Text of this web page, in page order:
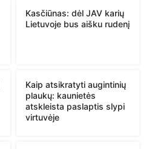
Kasčiūnas: dėl JAV karių
Lietuvoje bus aišku rudenį
Kaip atsikratyti augintinių
plaukų: kaunietės
atskleista paslaptis slypi
virtuvėje